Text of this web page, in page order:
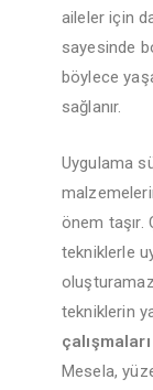
aileler için
sayesinde
böylece
sağlanır.
Uygulama
önem taşır.
tekniklerle
tekniklerin
çalışmaları
Mesela,